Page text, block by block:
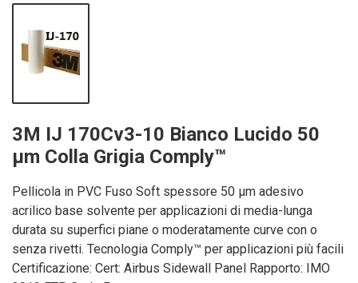
3M IJ 170Cv3-10 Bianco Lucido 50
µm Colla Grigia Comply™
Pellicola in PVC Fuso Soft spessore 50 µm adesivo
acrilico base solvente per applicazioni di media-lunga
durata su superfici piane o moderatamente curve con o
senza rivetti. Tecnologia Comply™ per applicazioni più facili
Certificazione: Cert: Airbus Sidewall Panel Rapporto: IMO